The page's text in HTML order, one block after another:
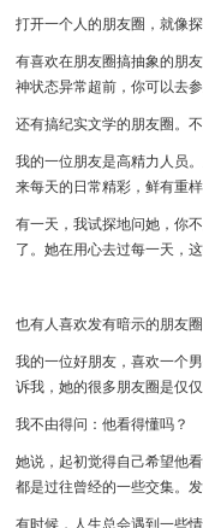
打开一个人的朋友圈，就像探
有喜欢在朋友圈搞抽象的朋
神状态异常超前，你可以去参
还有搞纪实文学的朋友圈。
我的一位朋友是高精力人员
来每天的日常精彩，鲜有重
有一天，我试探地问她，你
了。她在用心去过每一天，
也有人喜欢发有暗示的朋友
我的一位好朋友，喜欢一个
诉我，她的很多朋友圈是仅仅
我不由得问：他看得懂吗？
她说，起初觉得自己希望他
都是过往曾经的一些交集。
有时候，人生总会遇到一些